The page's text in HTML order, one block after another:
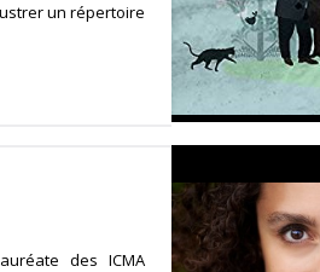
un répertoire
des ICMA